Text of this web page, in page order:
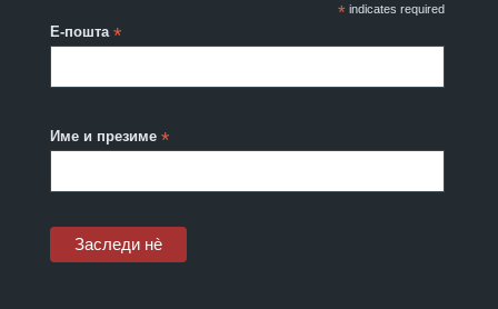
*indicates required
Е-пошта*
Име и презиме*